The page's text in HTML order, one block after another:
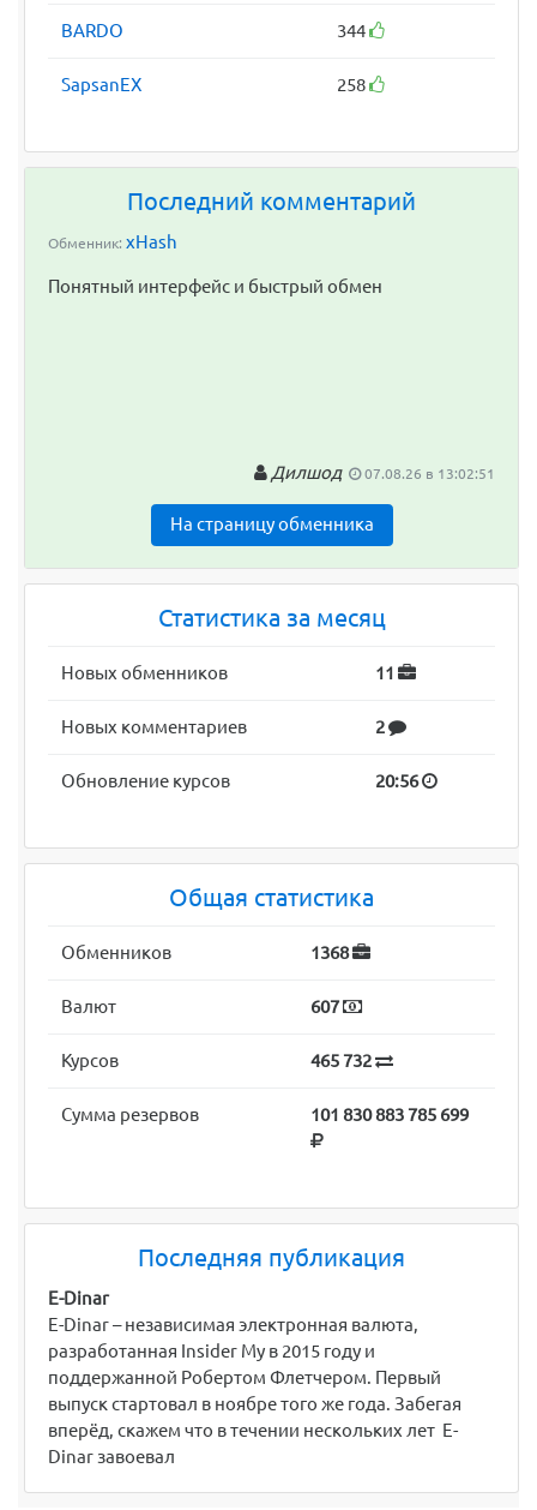
BARDO 344
SapsanEX 258
Последний комментарий
Обменник: xHash
Понятный интерфейс и быстрый обмен
Дилшод 07.08.26 в 13:02:51
На страницу обменника
Статистика за месяц
Новых обменников 11
Новых комментариев 2
Обновление курсов 20:56
Общая статистика
Обменников 1368
Валют 607
Курсов 465 732
Сумма резервов 101 830 883 785 699
Последняя публикация
E-Dinar
E-Dinar – независимая электронная валюта,
разработанная Insider My в 2015 году и
поддержанной Робертом Флетчером. Первый
выпуск стартовал в ноябре того же года. Забегая
вперёд, скажем что в течении нескольких лет E-
Dinar завоевал